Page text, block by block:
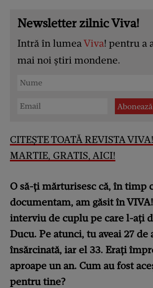
Newsletter zilnic Viva!
Intră în lumeaViva! pentru a
mai noi știri mondene.
CITEȘTE TOATĂ REVISTA
MARTIE, GRATIS, AICI!
O să-ți mărturisesc că, în timp
documentam, am găsit în
interviu de cuplu pe care l-ați
Ducu. Pe atunci, tu aveai 27 de
însărcinată, iar el 33. Erați
aproape un an. Cum au fost
pentru tine?